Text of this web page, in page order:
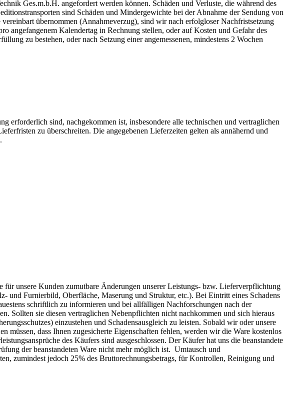
Ges.m.b.H. angefordert werden können. Schäden und Verluste, die während des
sind Schäden und Mindergewichte bei der Abnahme der Sendung von
übernommen (Annahmeverzug), sind wir nach erfolgloser Nachfristsetzung
angefangenem Kalendertag in Rechnung stellen, oder auf Kosten und Gefahr des
zu bestehen, oder nach Setzung einer angemessenen, mindestens 2 Wochen
sind, nachgekommen ist, insbesondere alle technischen und vertraglichen
zu überschreiten. Die angegebenen Lieferzeiten gelten als annähernd und
unsere Kunden zumutbare Änderungen unserer Leistungs- bzw. Lieferverpflichtung
und Furnierbild, Oberfläche, Maserung und Struktur, etc.). Bei Eintritt eines Schadens
schriftlich zu informieren und bei allfälligen Nachforschungen nach der
Sollten sie diesen vertraglichen Nebenpflichten nicht nachkommen und sich hieraus
einzustehen und Schadensausgleich zu leisten. Sobald wir oder unsere
müssen, dass Ihnen zugesicherte Eigenschaften fehlen, werden wir die Ware kostenlos
des Käufers sind ausgeschlossen. Der Käufer hat uns die beanstandete
der beanstandeten Ware nicht mehr möglich ist. Umtausch und
zumindest jedoch 25% des Bruttorechnungsbetrags, für Kontrollen, Reinigung und